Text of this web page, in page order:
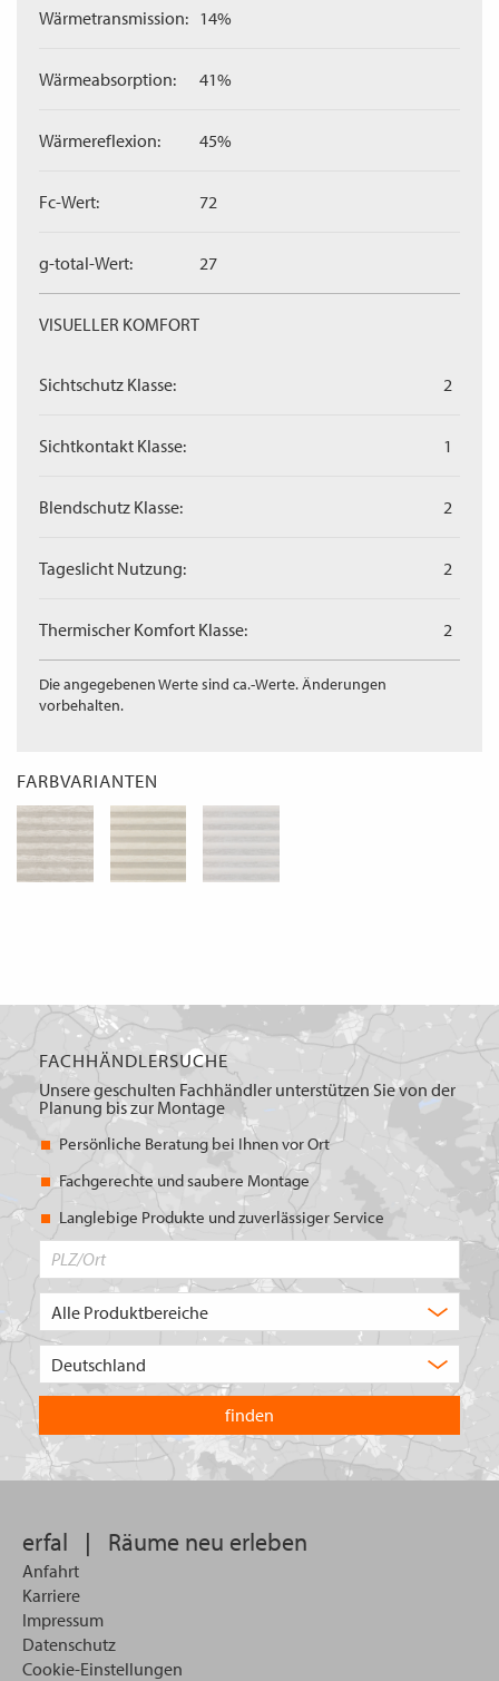
Wärmetransmission: 14%
Wärmeabsorption: 41%
Wärmereflexion: 45%
Fc-Wert: 72
g-total-Wert: 27
VISUELLER KOMFORT
Sichtschutz Klasse: 2
Sichtkontakt Klasse: 1
Blendschutz Klasse: 2
Tageslicht Nutzung: 2
Thermischer Komfort Klasse: 2
Die angegebenen Werte sind ca.-Werte. Änderungen
vorbehalten.
FARBVARIANTEN
FACHHÄNDLERSUCHE
Unsere geschulten Fachhändler unterstützen Sie von der
Planung bis zur Montage
Persönliche Beratung bei Ihnen vor Ort
Fachgerechte und saubere Montage
Langlebige Produkte und zuverlässiger Service
in
welchem
Land
Sie
suchen
erfal | Räume neu erleben
Anfahrt
Karriere
Impressum
Datenschutz
Cookie-Einstellungen